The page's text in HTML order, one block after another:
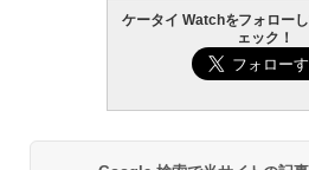
ケータイ Watchをフォロー
ェック！